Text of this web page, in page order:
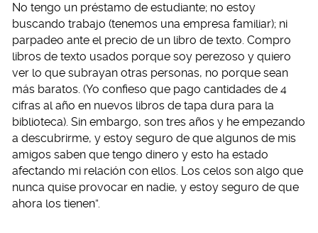
No tengo un préstamo de estudiante; no estoy
buscando trabajo (tenemos una empresa familiar); ni
parpadeo ante el precio de un libro de texto. Compro
libros de texto usados ​​porque soy perezoso y quiero
ver lo que subrayan otras personas, no porque sean
más baratos. (Yo confieso que pago cantidades de 4
cifras al año en nuevos libros de tapa dura para la
biblioteca). Sin embargo, son tres años y he empezando
a descubrirme, y estoy seguro de que algunos de mis
amigos saben que tengo dinero y esto ha estado
afectando mi relación con ellos. Los celos son algo que
nunca quise provocar en nadie, y estoy seguro de que
ahora los tienen”.